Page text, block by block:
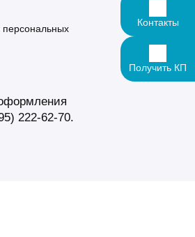
персональных
222-62-70.
Контакты
Получить КП